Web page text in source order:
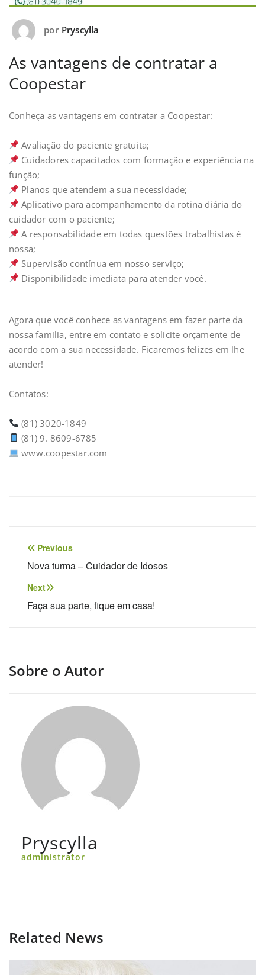
por Pryscylla
As vantagens de contratar a
Coopestar
Conheça as vantagens em contratar a Coopestar:⁣⁣
Avaliação do paciente gratuita;⁣⁣⁣⁣
Cuidadores capacitados com formação e experiência na
função;⁣⁣⁣⁣
Planos que atendem a sua necessidade;⁣⁣⁣⁣
Aplicativo para acompanhamento da rotina diária do
cuidador com o paciente;⁣⁣⁣⁣
A responsabilidade em todas questões trabalhistas é
nossa;⁣⁣⁣⁣
Supervisão contínua em nosso serviço;⁣⁣⁣⁣
Disponibilidade imediata para atender você. ⁣⁣
Agora que você conhece as vantagens em fazer parte da
nossa família, entre em contato e solicite orçamente de
acordo com a sua necessidade. Ficaremos felizes em lhe
atender!⁣⁣
Contatos:⁣⁣
(81) 3020-1849⁣⁣
(81) 9. 8609-6785⁣
www.coopestar.com ⁣
Previous
Nova turma – Cuidador de Idosos
Next
Faça sua parte, fique em casa!
Sobre o Autor
Pryscylla
administrator
Related News